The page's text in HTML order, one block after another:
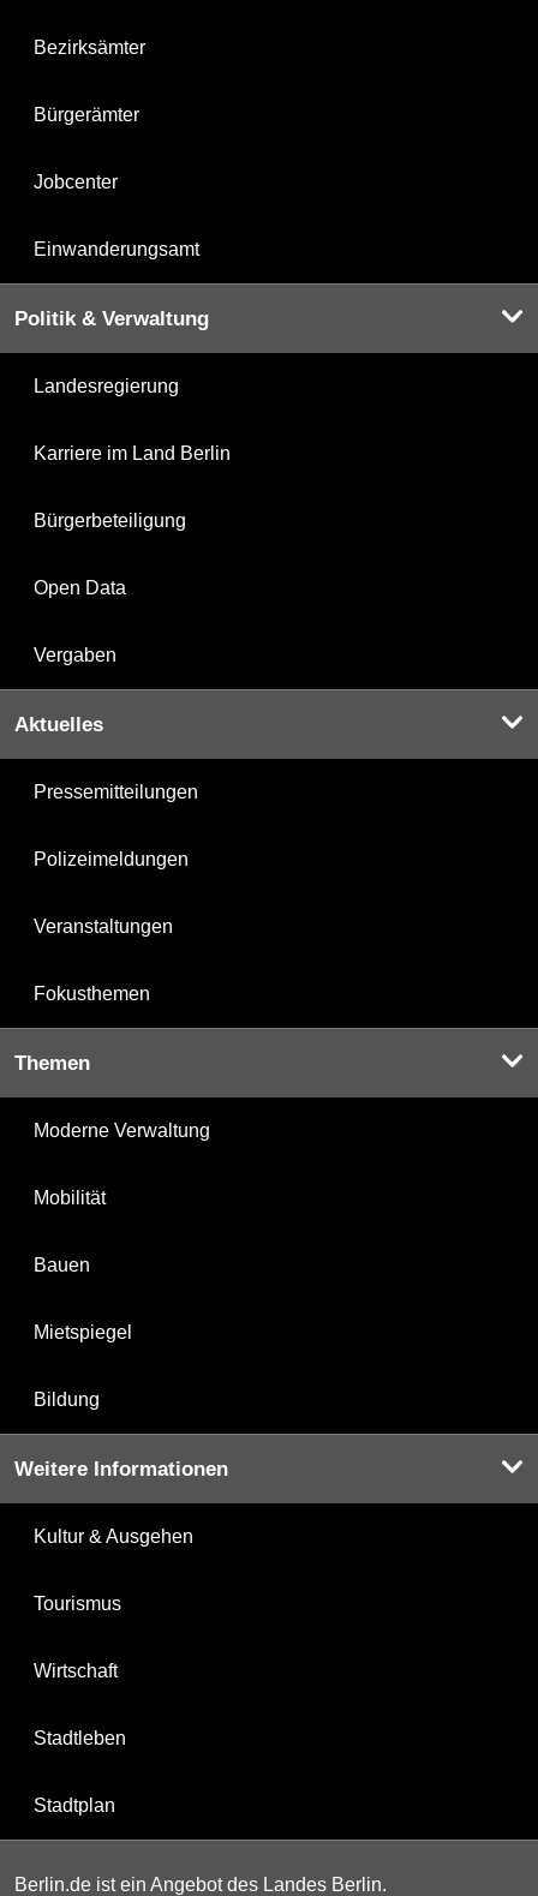
Bezirksämter
Bürgerämter
Jobcenter
Einwanderungsamt
Politik & Verwaltung
Landesregierung
Karriere im Land Berlin
Bürgerbeteiligung
Open Data
Vergaben
Aktuelles
Pressemitteilungen
Polizeimeldungen
Veranstaltungen
Fokusthemen
Themen
Moderne Verwaltung
Mobilität
Bauen
Mietspiegel
Bildung
Weitere Informationen
Kultur & Ausgehen
Tourismus
Wirtschaft
Stadtleben
Stadtplan
Berlin.de ist ein Angebot des Landes Berlin.